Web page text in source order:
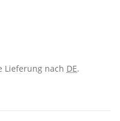
Lieferung nach DE.